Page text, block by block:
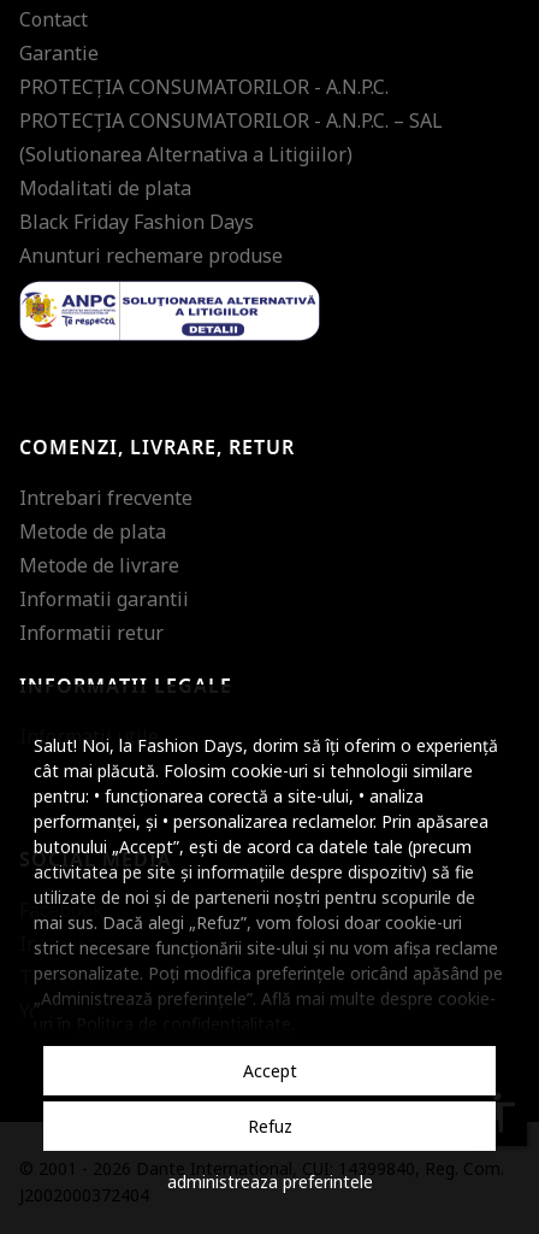
Salut! Noi, la Fashion Days, dorim să îți oferim o experiență
cât mai plăcută. Folosim cookie-uri si tehnologii similare
pentru: • funcționarea corectă a site-ului, • analiza
performanței, și • personalizarea reclamelor. Prin apăsarea
butonului „Accept”, ești de acord ca datele tale (precum
activitatea pe site și informațiile despre dispozitiv) să fie
utilizate de noi și de partenerii noștri pentru scopurile de
mai sus. Dacă alegi „Refuz”, vom folosi doar cookie-uri
strict necesare funcționării site-ului și nu vom afișa reclame
personalizate. Poți modifica preferințele oricând apăsând pe
„Administrează preferințele”. Află mai multe despre cookie-
Accept
Refuz
administreaza preferintele
Contact
Garantie
PROTECŢIA CONSUMATORILOR - A.N.P.C.
PROTECŢIA CONSUMATORILOR - A.N.P.C. – SAL
(Solutionarea Alternativa a Litigiilor)
Modalitati de plata
Black Friday Fashion Days
Anunturi rechemare produse
COMENZI, LIVRARE, RETUR
Intrebari frecvente
Metode de plata
Metode de livrare
Informatii garantii
Informatii retur
INFORMATII LEGALE
Informatii utile
SOCIAL MEDIA
Facebook
Instagram
TikTok
Youtube
© 2001 - 2026 Dante International, CUI: 14399840, Reg. Com.
J2002000372404
accessibility
Micsoreaza
Mareste spatierea
Micsoreaza
Mareste inaltimea
Micsoreaza
Inverseaza culorile
Nuante de gri
Cursor mare
Subliniaza link-urile